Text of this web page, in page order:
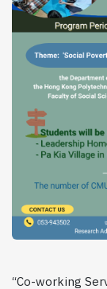
“Co-working